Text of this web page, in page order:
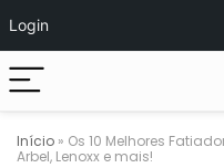
Login
Início » Os 10 Melhores
Arbel, Lenoxx e mais!